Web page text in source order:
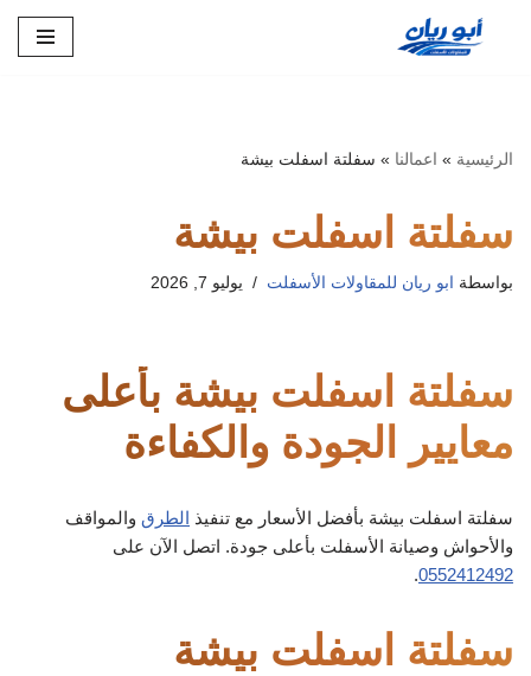
الرئيسية » اعمالنا » سفلتة اسفلت بيشة
سفلتة اسفلت بيشة
بواسطة ابو ريان للمقاولات الأسفلت يوليو 7, 2026
سفلتة اسفلت بيشة بأعلى
معايير الجودة والكفاءة
سفلتة اسفلت بيشة بأفضل الأسعار مع تنفيذ الطرق والمواقف
والأحواش وصيانة الأسفلت بأعلى جودة. اتصل الآن على
0552412492
.
سفلتة اسفلت بيشة